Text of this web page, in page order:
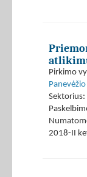
Pirkimo
2018-II